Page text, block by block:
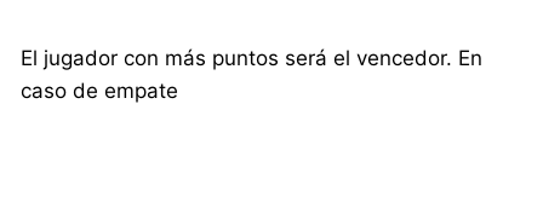
El jugador con más puntos será el vencedor. En
caso de empate